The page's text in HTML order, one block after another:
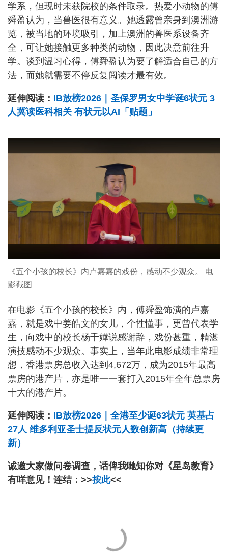
学系，但现时未获院校的条件取录。热爱小动物的傅
舜盈认为，当兽医很有意义。她透露曾亲身到澳洲游
览，被当地的环境吸引，加上澳洲的兽医系设备齐
全，可让她接触更多种类的动物，因此决意前往升
学。谈到温习心得，傅舜盈认为要了解适合自己的方
法，而她就需要不停反复阅读才最有效。
延伸阅读： IB放榜2026｜圣保罗男女中学诞6状元 3
人冀读医科相关 有状元以AI「贴题」
《五个小孩的校长》内卢嘉嘉的戏份，感动不少观众。 电
影截图
在电影《五个小孩的校长》内，傅舜盈饰演的卢嘉
嘉，就是戏中姜皓文的女儿，个性懂事，更曾代表学
生，向戏中的校长杨千嬅说感谢辞，戏份甚重，精湛
演技感动不少观众。事实上，当年此电影成绩非常理
想，香港票房总收入达到4,672万，成为2015年最高
票房的港产片，亦是唯一一套打入2015年全年总票房
十大的港产片。
延伸阅读： IB放榜2026｜全港至少诞63状元 英基占
27人 维多利亚圣士提反状元人数创新高（持续更
新）
诚邀大家做问卷调查，话俾我哋知你对《星岛教育》
有咩意见！连结：>>按此<<